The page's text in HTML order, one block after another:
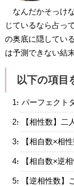
なんだかそっけ
じているなら占っ
の奥底に隠してい
は予測できない結
以下の項目
・パーフェクト
・【相性数】二
・【相自数×相
・【相自数×逆
・【逆相性数】